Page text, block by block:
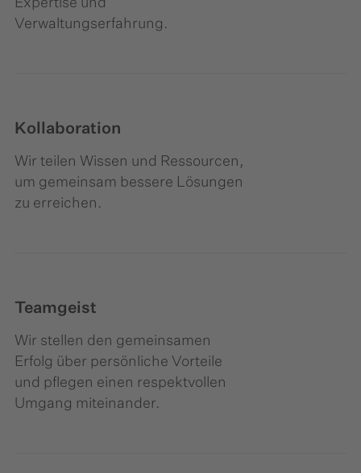
Expertise und
Verwaltungserfahrung.
Kollaboration
Wir teilen Wissen und Ressourcen,
um gemeinsam bessere Lösungen
zu erreichen.
Teamgeist
Wir stellen den gemeinsamen
Erfolg über persönliche Vorteile
und pflegen einen respektvollen
Umgang miteinander.